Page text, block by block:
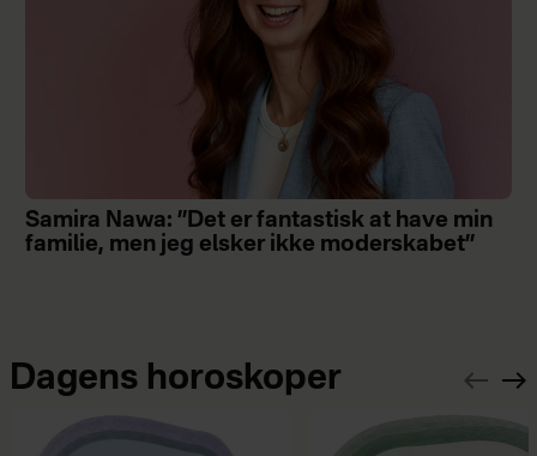
Samira Nawa: ”Det er fantastisk at have min
familie, men jeg elsker ikke moderskabet”
Dagens horoskoper